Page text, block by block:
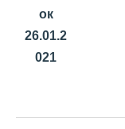
ок
26.01.2
021